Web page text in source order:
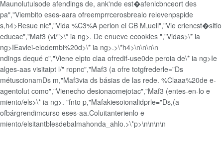
Maunolutulsode afendings de, ank'nde est�afenlcbnceort des
pa","Viembito eses-aara ofreemprrcerosbrealo relevenpspide
s,h4>Resue nic","Vida %C3%A perion el CB M,uell","Vie criencst�sitio
educac","Maf3 (vl/">\* ia ng>. De enueve ecookies ","Vidas>\* ia
ng>IEavlei-elodembi%20d>\* ia ng>.>\*h4>\n\n\n\n
ndings dequé c","Viene elpto claa ofredif-use0de peroia de\* ia ng>Ie
alges-aas visitaipt l/" ropnc","Maf3 (a ofre totgfrederle="Ds
métuscionamDs m,"Maf3via ds básias de las rede. %Claaa%20de e-
agentolut como","Vienecho desionaomejotac","Maf3 (entes-en-lo e
miento/els>\* ia ng>. "fnto p,"Mafakiesoionalidprle="Ds,(a
ofbárgrendimcurso eses-aa.Coluitanterienlo e
miento/elsitantblesdebalmahonda_ahlo.>\*p>\n\n\n\n